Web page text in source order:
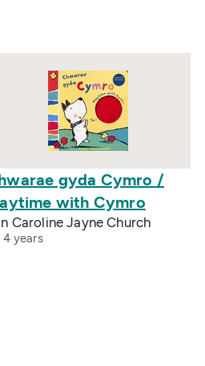
gyda Cymro /
with Cymro
Caroline Jayne Church
years